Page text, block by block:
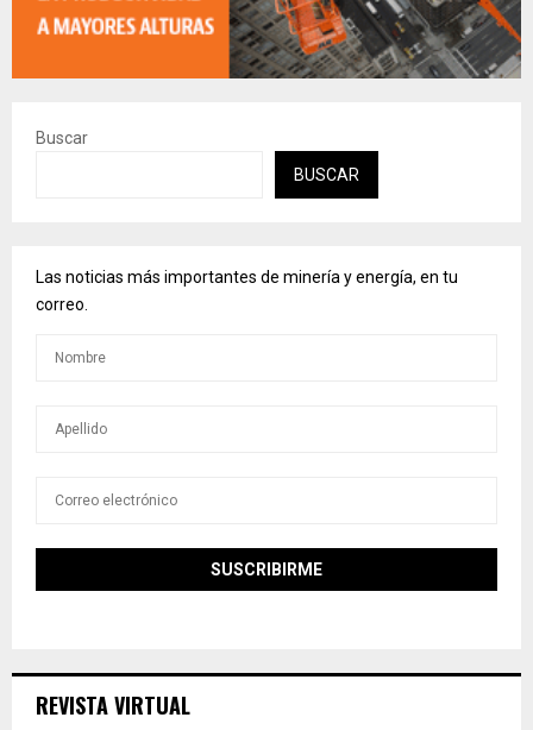
Buscar
BUSCAR
Las noticias más importantes de minería y energía, en tu
correo.
REVISTA VIRTUAL